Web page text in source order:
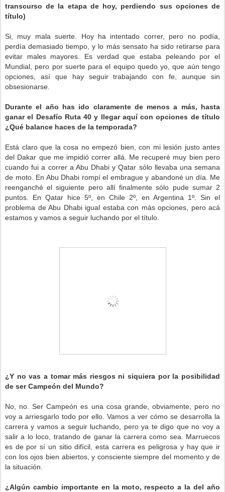
transcurso de la etapa de hoy, perdiendo sus opciones de
título)
Si, muy mala suerte. Hoy ha intentado correr, pero no podía,
perdía demasiado tiempo, y lo más sensato ha sido retirarse para
evitar males mayores. Es verdad que estaba peleando por el
Mundial, pero por suerte para el equipo quedo yo, que aún tengo
opciones, así que hay seguir trabajando con fe, aunque sin
obsesionarse.
Durante el año has ido claramente de menos a más, hasta
ganar el Desafío Ruta 40 y llegar aquí con opciones de título
¿Qué balance haces de la temporada?
Está claro que la cosa no empezó bien, con mi lesión justo antes
del Dakar que me impidió correr allá. Me recuperé muy bien pero
cuando fui a correr a Abu Dhabi y Qatar sólo llevaba una semana
de moto. En Abu Dhabi rompí el embrague y abandoné un día. Me
reenganché el siguiente pero allí finalmente sólo pude sumar 2
puntos. En Qatar hice 5º, en Chile 2º, en Argentina 1º. Sin el
problema de Abu Dhabi igual estaba con más opciones, pero acá
estamos y vamos a seguir luchando por el título.
¿Y no vas a tomar más riesgos ni siquiera por la posibilidad
de ser Campeón del Mundo?
No, no. Ser Campeón es una cosa grande, obviamente, pero no
voy a arriesgarlo todo por ello. Vamos a ver cómo se desarrolla la
carrera y vamos a seguir luchando, pero ya te digo que no voy a
salir a lo loco, tratando de ganar la carrera como sea. Marruecos
es de por sí un sitio difícil, esta carrera es peligrosa y hay que ir
con los ojos bien abiertos, y consciente siempre del momento y de
la situación.
¿Algún cambio importante en la moto, respecto a la del año